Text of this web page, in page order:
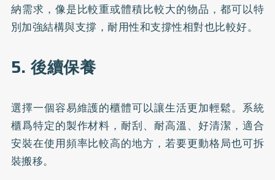
納需求，像是比較重或體積比較大的物品，都可以特
別加強結構與支撐，耐用性和支撐性相對也比較好。
5. 後續保養
選擇一個容易維護的櫃體可以讓生活更加輕鬆。系統
櫃爲特定的製作材料，耐刮、耐高溫、好清潔，適合
安裝在使用頻率比較高的地方，若要更動格局也可拆
裝搬移。